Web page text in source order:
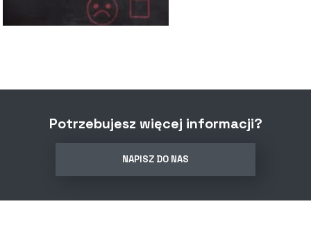
Potrzebujesz więcej informacji?
NAPISZ DO NAS